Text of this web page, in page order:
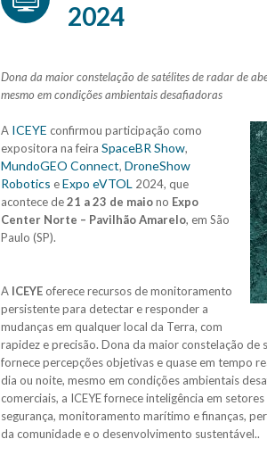
2024
Dona da maior constelação de satélites de radar de
mesmo em condições ambientais desafiadoras
A ICEYE confirmou participação como
expositora na feira SpaceBR Show,
MundoGEO Connect, DroneShow
Robotics eExpo eVTOL 2024, que
acontece de21 a 23 de maiono Expo
Center Norte – Pavilhão Amarelo, em São
Paulo (SP).
A ICEYE oferece recursos de monitoramento
persistente para detectar e responder a
mudanças em qualquer local da Terra, com
rapidez e precisão. Dona da maior constelação de
fornece percepções objetivas e quase em tempo
dia ou noite, mesmo em condições ambientais
comerciais, a ICEYE fornece inteligência em
segurança, monitoramento marítimo e finanças,
da comunidade e o desenvolvimento sustentável..